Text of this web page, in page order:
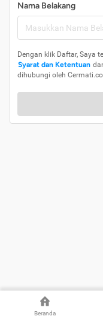
Beranda
Nama Belakang
Dengan klik Daftar, Saya
Syarat dan Ketentuan
dihubungi oleh